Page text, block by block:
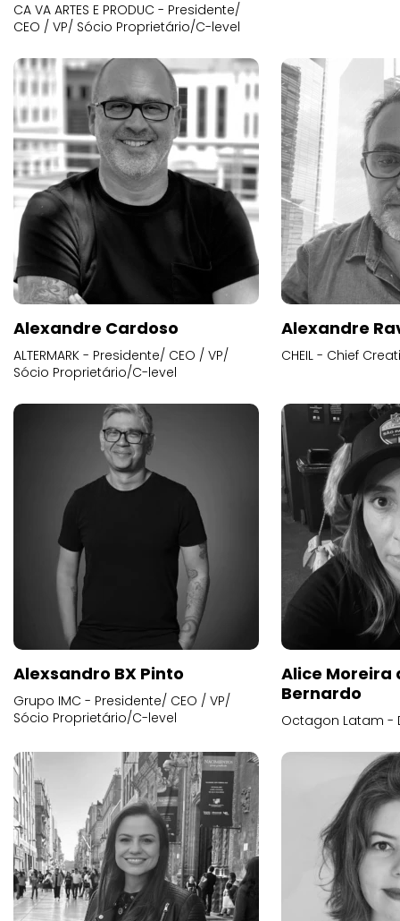
CA VA ARTES E PRODUC - Presidente/
CEO / VP/ Sócio Proprietário/C-level
Alexandre Cardoso
ALTERMARK - Presidente/ CEO / VP/
Sócio Proprietário/C-level
Alexandre
CHEIL - Chief
Alexsandro BX Pinto
Grupo IMC - Presidente/ CEO / VP/
Sócio Proprietário/C-level
Alice
Bernardo
Octagon Latam -